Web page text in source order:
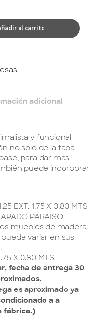
al carrito
adicional
y funcional
no solo de la tapa
para dar mas
puede incorporar
EXT. 1.75 X 0.80 MTS
PARAISO
muebles de madera
variar en sus
X 0.80 MTS
fecha de entrega 30
es aproximado ya
a a
fábrica.)